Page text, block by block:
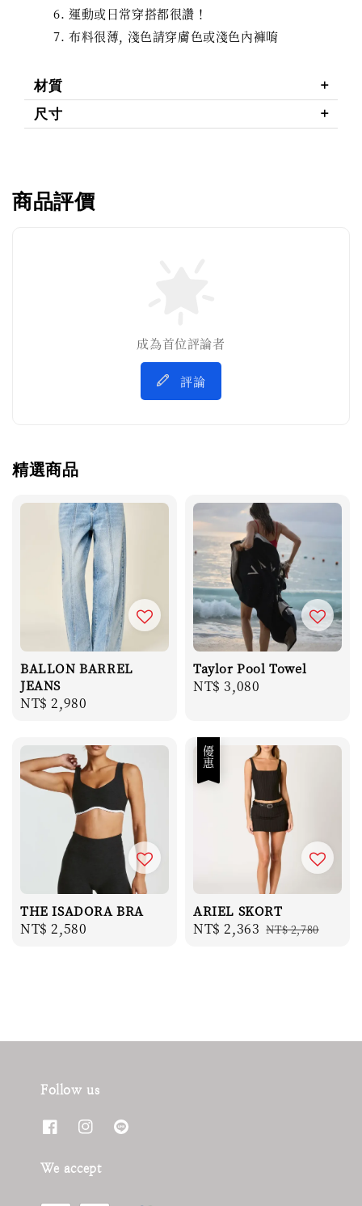
運動或日常穿搭都很讚！
布料很薄, 淺色請穿膚色或淺色內褲唷
材質
尺寸
商品評價
成為首位評論者
評論
精選商品
BALLON BARREL
JEANS
Regular
NT$ 2,980
Taylor Pool Towel
Regular
NT$ 3,080
THE ISADORA BRA
Regular
NT$ 2,580
優惠
ARIEL SKORT
Sale
NT$ 2,363 Regular
NT$ 2,780
Follow us
We accept